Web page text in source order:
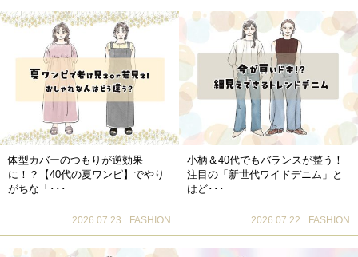
体型カバーのつもりが逆効果
に！？【40代の夏ワンピ】でやり
がちな「･･･
2026.07.23 FASHION
小柄＆40代でもバランスが整う！
注目の「新世代ワイドデニム」と
はど･･･
2026.07.22 FASHION